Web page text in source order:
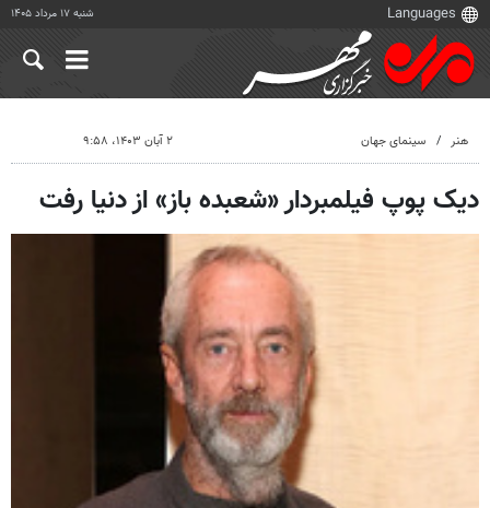
شنبه ۱۷ مرداد ۱۴۰۵
هنر سینمای جهان ۲ آبان ۱۴۰۳، ۹:۵۸
دیک پوپ فیلمبردار «شعبده باز» از دنیا رفت